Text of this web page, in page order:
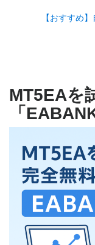
【おすすめ
MT5EAを
「